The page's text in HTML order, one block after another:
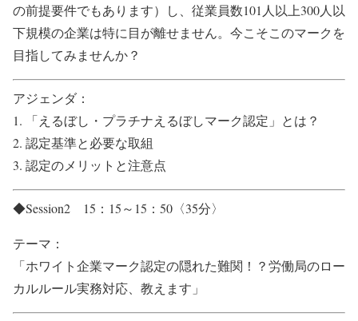
の前提要件でもあります）し、従業員数101人以上300人以
下規模の企業は特に目が離せません。今こそこのマークを
目指してみませんか？
アジェンダ：
1. 「えるぼし・プラチナえるぼしマーク認定」とは？
2. 認定基準と必要な取組
3. 認定のメリットと注意点
◆Session2 15：15～15：50〈35分〉
テーマ：
「ホワイト企業マーク認定の隠れた難関！？労働局のロー
カルルール実務対応、教えます」